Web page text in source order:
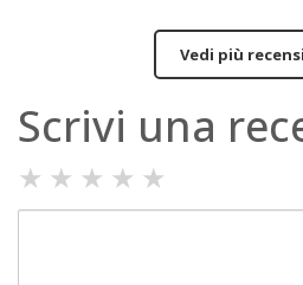
Vedi più
Scrivi una
★ ★ ★ ★ ★